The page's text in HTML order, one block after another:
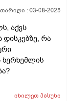
თარიღი :03-08-2025
აქვს
დისკებზე, რა
ხერხემლის
იხილეთპასუხი